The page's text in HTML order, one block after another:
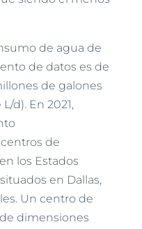
de agua de
de datos es de
de galones
d). En 2021,
de
los Estados
en Dallas,
Un centro de
dimensiones